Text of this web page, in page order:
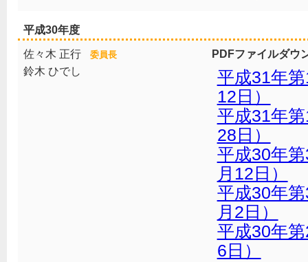
平成30年度
佐々木 正行 委員長
鈴木 ひでし
PDFファイルダウ
平成31年
12日）
平成31年
28日）
平成30年
月12日）
平成30年
月2日）
平成30年
6日）